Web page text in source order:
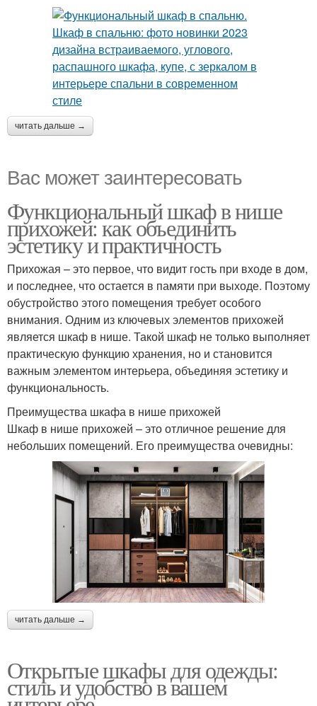
читать дальше →
Вас может заинтересовать
Функциональный шкаф в нише
прихожей: как объединить
эстетику и практичность
Прихожая – это первое, что видит гость при входе в дом,
и последнее, что остается в памяти при выходе. Поэтому
обустройство этого помещения требует особого
внимания. Одним из ключевых элементов прихожей
является шкаф в нише. Такой шкаф не только выполняет
практическую функцию хранения, но и становится
важным элементом интерьера, объединяя эстетику и
функциональность.
Преимущества шкафа в нише прихожей
Шкаф в нише прихожей – это отличное решение для
небольших помещений. Его преимущества очевидны:
читать дальше →
Открытые шкафы для одежды:
стиль и удобство в вашем